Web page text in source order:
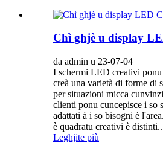
Chì ghjè u display
da admin u 23-07-04
I schermi LED creativi ponu
creà una varietà di forme di
per situazioni micca
clienti ponu cuncepisce i so
adattati à i so bisogni è
è quadratu creativi è
Leghjite più